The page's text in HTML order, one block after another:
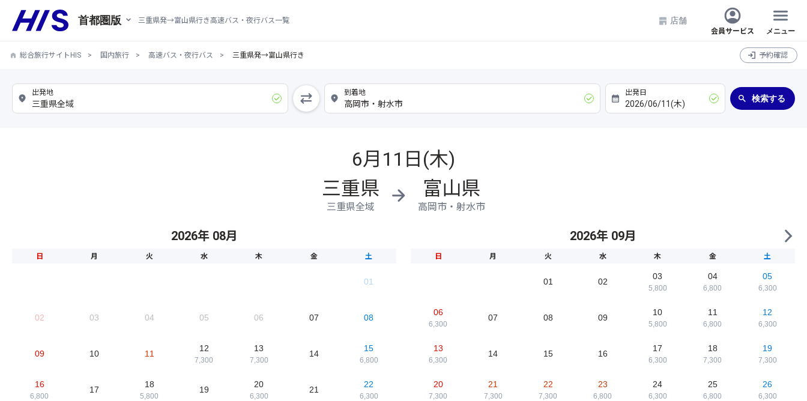
三重県発→富山県行き高速バス・夜行バス一覧
首都圏版 店舗
会員サービス メニュー
総合旅行サイトHIS 国内旅行 高速バス・夜行バス 三重県発→富山県行き 予約確認
検索する
6月11日(木)
三重県
三重県全域
富山県
高岡市・射水市
2026年 08月
日 月 火 水 木 金 土
01
02 03 04 05 06 07 08
09 10 11
12
7,300
13
7,300
14
15
6,800
16
6,800
17
18
5,800
19
20
6,300
21
22
6,300
2026年 09月
日 月 火 水 木 金 土
01 02
03
5,800
04
6,800
05
6,300
06
6,300
07 08 09
10
5,800
11
6,800
12
6,300
13
6,300
14 15 16
17
6,300
18
7,300
19
7,300
20
7,300
21
7,300
22
7,300
23
6,800
24
6,300
25
6,800
26
6,300